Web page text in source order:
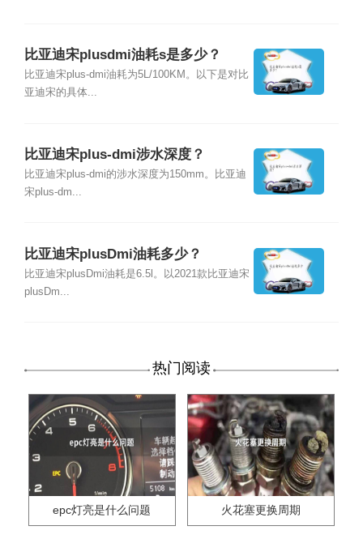
比亚迪宋plusdmi油耗s是多少？
比亚迪宋plus-dmi油耗为5L/100KM。以下是对比
亚迪宋的具体...
比亚迪宋plus-dmi涉水深度？
比亚迪宋plus-dmi的涉水深度为150mm。比亚迪
宋plus-dm...
比亚迪宋plusDmi油耗多少？
比亚迪宋plusDmi油耗是6.5l。以2021款比亚迪宋
plusDm...
热门阅读
epc灯亮是什么问题 火花塞更换周期